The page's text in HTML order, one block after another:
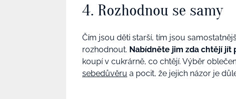
4. Rozhodnou se samy
Čím jsou děti starší, tím jsou
rozhodnout. Nabídněte jim zda chtějí jít
koupí v cukrárně, co chtějí. Výběr
sebedůvěru a pocit, že jejich názor je